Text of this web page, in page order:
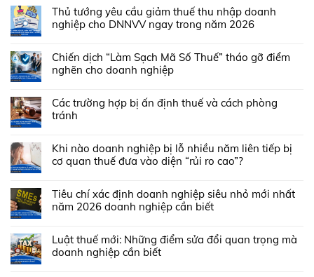
Thủ tướng yêu cầu giảm thuế thu nhập doanh
nghiệp cho DNNVV ngay trong năm 2026
Chiến dịch “Làm Sạch Mã Số Thuế” tháo gỡ điểm
nghẽn cho doanh nghiệp
Các trường hợp bị ấn định thuế và cách phòng
tránh
Khi nào doanh nghiệp bị lỗ nhiều năm liên tiếp bị
cơ quan thuế đưa vào diện “rủi ro cao”?
Tiêu chí xác định doanh nghiệp siêu nhỏ mới nhất
năm 2026 doanh nghiệp cần biết
Luật thuế mới: Những điểm sửa đổi quan trọng mà
doanh nghiệp cần biết